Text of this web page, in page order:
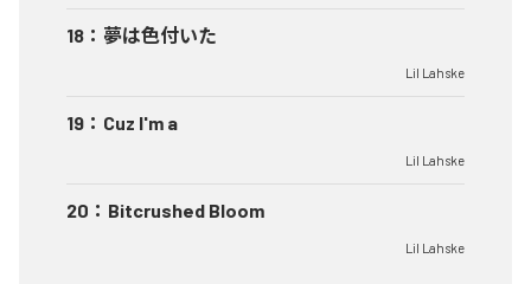
18 ： 夢は色付いた
Lil Lahske
19 ： Cuz I'm a
Lil Lahske
20 ： Bitcrushed Bloom
Lil Lahske